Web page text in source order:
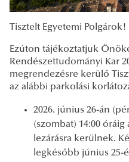
Tisztelt Egyetemi Polgárok!
Ezúton tájékoztatjuk
Rendészettudományi Kar
megrendezésre kerülő
az alábbi parkolási
2026. június 26-án
(szombat) 14:00
lezárásra kerülnek.
legkésőbb június 25-